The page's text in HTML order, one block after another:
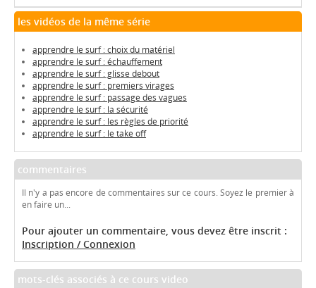
les vidéos de la même série
apprendre le surf : choix du matériel
apprendre le surf : échauffement
apprendre le surf : glisse debout
apprendre le surf : premiers virages
apprendre le surf : passage des vagues
apprendre le surf : la sécurité
apprendre le surf : les règles de priorité
apprendre le surf : le take off
commentaires
Il n'y a pas encore de commentaires sur ce cours. Soyez le premier à
en faire un...
Pour ajouter un commentaire, vous devez être inscrit :
Inscription / Connexion
mots-clés associés à ce cours video